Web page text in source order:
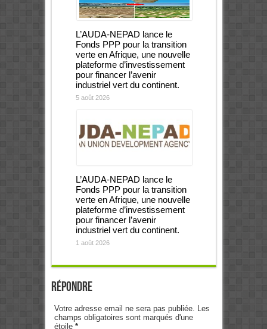
L’AUDA-NEPAD lance le
Fonds PPP pour la transition
verte en Afrique, une nouvelle
plateforme d’investissement
pour financer l’avenir
industriel vert du continent.
5 août 2026
L’AUDA-NEPAD lance le
Fonds PPP pour la transition
verte en Afrique, une nouvelle
plateforme d’investissement
pour financer l’avenir
industriel vert du continent.
1 août 2026
Répondre
Votre adresse email ne sera pas publiée. Les
champs obligatoires sont marqués d'une
étoile *